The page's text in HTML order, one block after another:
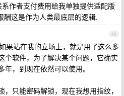
作者支付费用给我单独提供适配版
酬这是作为人类最底层的逻辑.
44
果站在我的立场上，就是用了这么多
个软件，为了解决某个问题，它确实
，到现在依然可以使用。
只能密码解锁，现在我想用指纹，